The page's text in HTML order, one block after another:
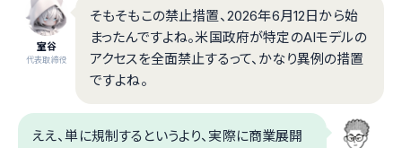
室谷
代表取締役
そもそもこの禁止措置、2026年6月12日から始
まったんですよね。米国政府が特定のAIモデルの
アクセスを全面禁止するって、かなり異例の措置
ですよね。
ええ、単に規制するというより、実際に商業展開